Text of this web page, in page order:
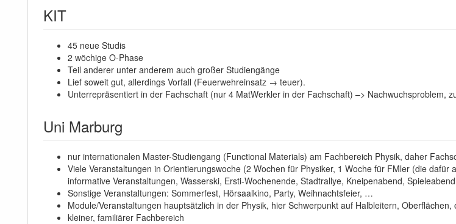
KIT
45 neue Studis
2 wöchige O-Phase
Teil anderer unter anderem auch großer Studiengänge
Lief soweit gut, allerdings Vorfall (Feuerwehreinsatz → teuer).
Unterrepräsentiert in der Fachschaft (nur 4 MatWerkler in der Fachschaft) –> Nachwuchsproblem,
Uni Marburg
nur internationalen Master-Studiengang (Functional Materials) am Fachbereich Physik, daher
Viele Veranstaltungen in Orientierungswoche (2 Wochen für Physiker, 1 Woche für FMler (die
informative Veranstaltungen, Wasserski, Ersti-Wochenende, Stadtrallye, Kneipenabend,
Sonstige Veranstaltungen: Sommerfest, Hörsaalkino, Party, Weihnachtsfeier, …
Module/Veranstaltungen hauptsätzlich in der Physik, hier Schwerpunkt auf Halbleitern,
kleiner, familiärer Fachbereich